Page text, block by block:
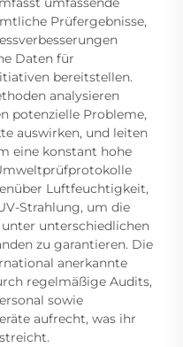
Prüfergebnisse,
Daten für
bereitstellen.
analysieren
potenzielle Probleme,
auswirken, und leiten
eine konstant hohe
Luftfeuchtigkeit,
Strahlung, um die
unterschiedlichen
zu garantieren. Die
anerkannte
regelmäßige Audits,
sowie
aufrecht, was ihr